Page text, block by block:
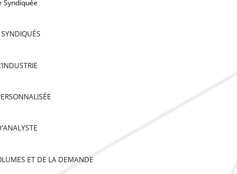
Syndiquée
ET DE LA DEMANDE